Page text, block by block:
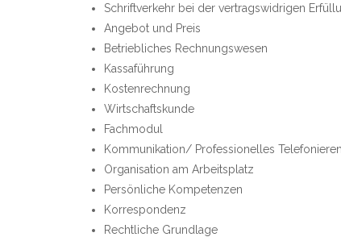
Schriftverkehr bei der vertragswidrigen
Angebot und Preis
Betriebliches Rechnungswesen
Kassaführung
Kostenrechnung
Wirtschaftskunde
Fachmodul
Kommunikation/ Professionelles Telefonieren
Organisation am Arbeitsplatz
Persönliche Kompetenzen
Korrespondenz
Rechtliche Grundlage